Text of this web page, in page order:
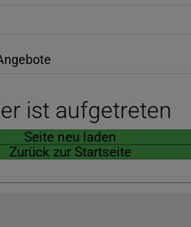
ist aufgetreten
Seite neu laden
Zurück zur Startseite